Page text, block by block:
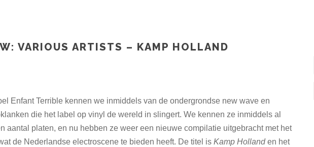
VARIOUS ARTISTS – KAMP HOLLAND
Enfant Terrible kennen we inmiddels van de ondergrondse new wave en
die het label op vinyl de wereld in slingert. We kennen ze inmiddels al
aantal platen, en nu hebben ze weer een nieuwe compilatie uitgebracht met het
de Nederlandse electroscene te bieden heeft. De titel is Kamp Hollanden het